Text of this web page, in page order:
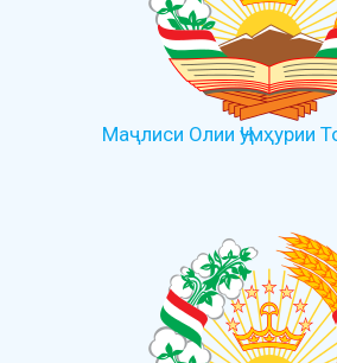
Маҷлиси Олии Ҷумҳурии